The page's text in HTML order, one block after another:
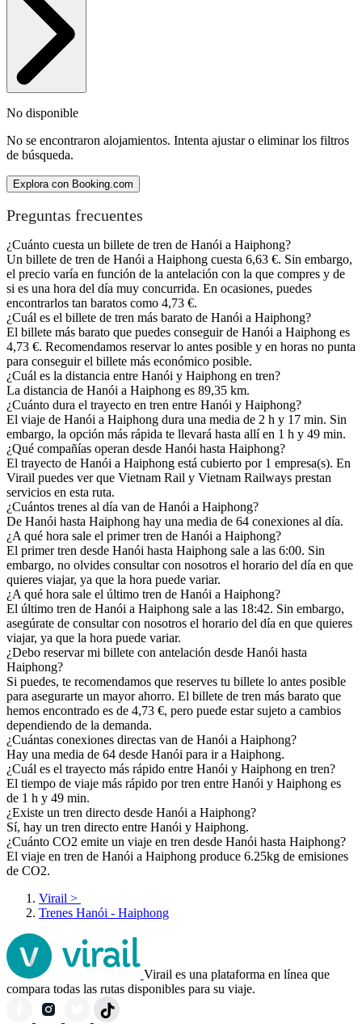
No disponible
No se encontraron alojamientos. Intenta ajustar o eliminar los filtros
de búsqueda.
Explora con Booking.com
Preguntas frecuentes
¿Cuánto cuesta un billete de tren de Hanói a Haiphong?
Un billete de tren de Hanói a Haiphong cuesta 6,63 €. Sin embargo,
el precio varía en función de la antelación con la que compres y de
si es una hora del día muy concurrida. En ocasiones, puedes
encontrarlos tan baratos como 4,73 €.
¿Cuál es el billete de tren más barato de Hanói a Haiphong?
El billete más barato que puedes conseguir de Hanói a Haiphong es
4,73 €. Recomendamos reservar lo antes posible y en horas no punta
para conseguir el billete más económico posible.
¿Cuál es la distancia entre Hanói y Haiphong en tren?
La distancia de Hanói a Haiphong es 89,35 km.
¿Cuánto dura el trayecto en tren entre Hanói y Haiphong?
El viaje de Hanói a Haiphong dura una media de 2 h y 17 min. Sin
embargo, la opción más rápida te llevará hasta allí en 1 h y 49 min.
¿Qué compañías operan desde Hanói hasta Haiphong?
El trayecto de Hanói a Haiphong está cubierto por 1 empresa(s). En
Virail puedes ver que Vietnam Rail y Vietnam Railways prestan
servicios en esta ruta.
¿Cuántos trenes al día van de Hanói a Haiphong?
De Hanói hasta Haiphong hay una media de 64 conexiones al día.
¿A qué hora sale el primer tren de Hanói a Haiphong?
El primer tren desde Hanói hasta Haiphong sale a las 6:00. Sin
embargo, no olvides consultar con nosotros el horario del día en que
quieres viajar, ya que la hora puede variar.
¿A qué hora sale el último tren de Hanói a Haiphong?
El último tren de Hanói a Haiphong sale a las 18:42. Sin embargo,
asegúrate de consultar con nosotros el horario del día en que quieres
viajar, ya que la hora puede variar.
¿Debo reservar mi billete con antelación desde Hanói hasta
Haiphong?
Si puedes, te recomendamos que reserves tu billete lo antes posible
para asegurarte un mayor ahorro. El billete de tren más barato que
hemos encontrado es de 4,73 €, pero puede estar sujeto a cambios
dependiendo de la demanda.
¿Cuántas conexiones directas van de Hanói a Haiphong?
Hay una media de 64 desde Hanói para ir a Haiphong.
¿Cuál es el trayecto más rápido entre Hanói y Haiphong en tren?
El tiempo de viaje más rápido por tren entre Hanói y Haiphong es
de 1 h y 49 min.
¿Existe un tren directo desde Hanói a Haiphong?
Sí, hay un tren directo entre Hanói y Haiphong.
¿Cuánto CO2 emite un viaje en tren desde Hanói hasta Haiphong?
El viaje en tren de Hanói a Haiphong produce 6.25kg de emisiones
de CO2.
Virail >
Trenes Hanói - Haiphong
Virail es una plataforma en línea que
compara todas las rutas disponibles para su viaje.